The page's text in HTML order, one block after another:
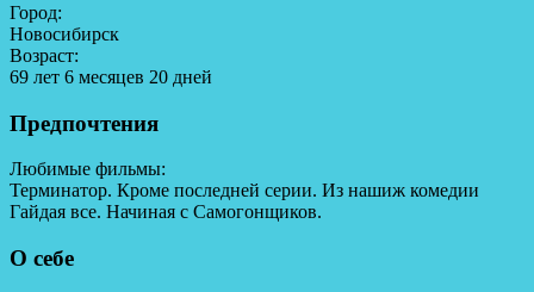
Город:
Новосибирск
Возраст:
69 лет 6 месяцев 20 дней
Предпочтения
Любимые фильмы:
Терминатор. Кроме последней серии. Из нашиж комедии
Гайдая все. Начиная с Самогонщиков.
О себе